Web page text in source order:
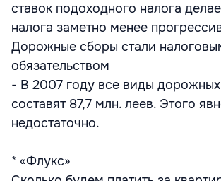
ставок подоходного налога
налога заметно менее
Дорожные сборы стали
обязательством
- В 2007 году все виды
составят 87,7 млн. леев. Этого
недостаточно.
* «Флукс»